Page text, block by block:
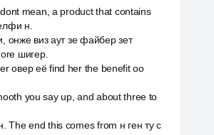
mean, a product that contains
н.
онже виз аут зе файбер зет
шигер.
овер её find her the benefit оо
you say up, and about three to
The end this comes from н ген ту с